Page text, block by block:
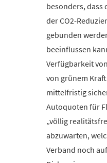
besonders, dass
der CO2-
gebunden
beeinflussen
Verfügbarkeit
von grünem
mittelfristig
Autoquoten für
„völlig
abzuwarten,
Verband noch